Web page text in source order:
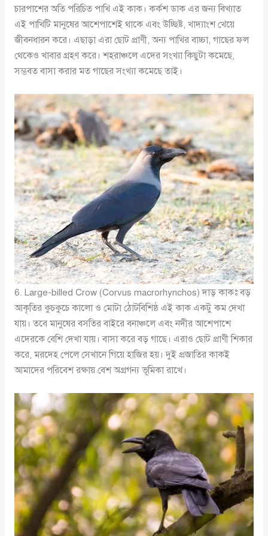
চারপাশের অতি পরিচিত পাখি এই কাক। কর্কশ ডাক এর জন্য বিখ্যাত
এই পাখিটি মানুষের আশেপাশেই থাকে এবং উচ্ছিষ্ট, খাদ্যাংশ খেয়ে
জীবনধারন করে। এছাড়া এরা ছোট প্রাণী, অন্য পাখির বাচ্চা, গাছের ফল
থেকেও খাবার গ্রহণ করে। শহরাঞ্চলে এদের সংখ্যা কিছুটা কমেছে,
সম্ভবত বাসা করার মত গাছের সংখ্যা কমেছে তাই।
6. Large-billed Crow (Corvus macrorhynchos) দাড় কাকঃ বড়
আকৃতির কুচকুচে কালো ও মোটা ঠোটবিশিষ্ঠ এই কাক একটু কম দেখা
যায়। তবে মানুষের বসতির বাইরে বনাঞ্চলে এবং নদীর আশেপাশে
এদেরকে বেশি দেখা যায়। বাসা করে বড় গাছে। এরাও ছোট প্রাণী শিকার
করে, মরদেহ পেলে সেখানে গিয়ে হাজির হয়। দুই প্রজাতির কাকই
আমাদের পরিবেশ রক্ষায় বেশ অগ্রগন্য ভূমিকা রাখে।